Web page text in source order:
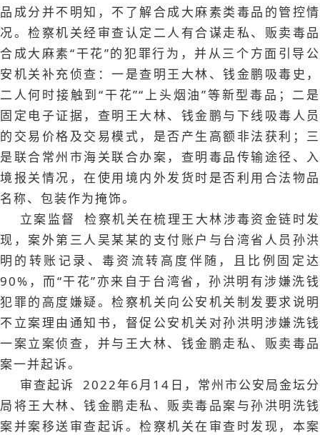
品成分并不明知，不了解合成大麻素类毒品的管控情
况。检察机关经审查认定二人有合谋走私、贩卖毒品
合成大麻素“干花”的犯罪行为，并从三个方面引导公
安机关补充侦查：一是查明王大林、钱金鹏吸毒史，
二人何时接触到“干花”“上头烟油”等新型毒品；二是
固定电子证据，查明王大林、钱金鹏与下线吸毒人员
的交易价格及交易模式，是否产生高额非法获利；三
是联合常州市海关联合办案，查明毒品传输途径、入
境报关情况，在使用境内外发货时是否利用合法物品
名称、包装作为掩饰。
立案监督 检察机关在梳理王大林涉毒资金链时发
现，案外第三人吴某某的支付账户与台湾省人员孙洪
明的转账记录、毒资流转高度伴随，且比例固定达
90%，而“干花”亦来自于台湾省，孙洪明有涉嫌洗钱
犯罪的高度嫌疑。检察机关向公安机关制发要求说明
不立案理由通知书，督促公安机关对孙洪明涉嫌洗钱
一案立案侦查，并与王大林、钱金鹏走私、贩卖毒品
案一并起诉。
审查起诉 2022年6月14日，常州市公安局金坛分
局将王大林、钱金鹏走私、贩卖毒品案与孙洪明洗钱
案并案移送审查起诉。检察机关在审查时发现，本案